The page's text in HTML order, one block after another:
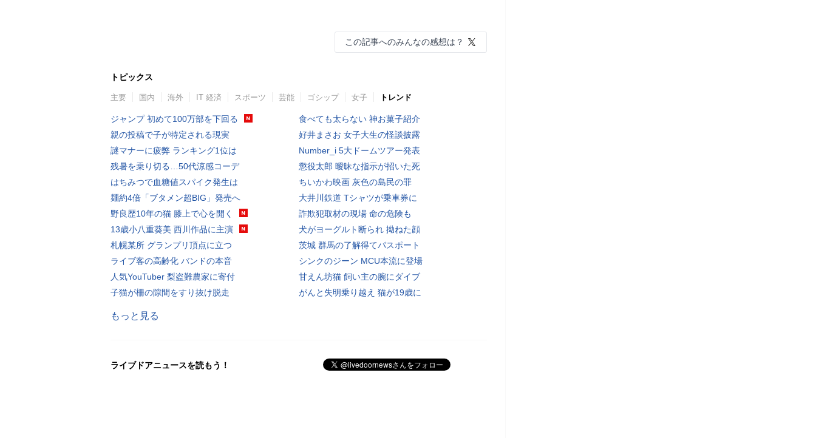
この記事へのみんなの感想は？
トピックス
主要 国内 海外 IT 経済 スポーツ 芸能 ゴシップ 女子 トレンド
ジャンプ 初めて100万部を下回る
親の投稿で子が特定される現実
謎マナーに疲弊 ランキング1位は
残暑を乗り切る…50代涼感コーデ
はちみつで血糖値スパイク発生は
麺約4倍「ブタメン超BIG」発売へ
野良歴10年の猫 膝上で心を開く
13歳小八重葵美 西川作品に主演
札幌某所 グランプリ頂点に立つ
ライブ客の高齢化 バンドの本音
人気YouTuber 梨盗難農家に寄付
子猫が柵の隙間をすり抜け脱走
食べても太らない 神お菓子紹介
好井まさお 女子大生の怪談披露
Number_i 5大ドームツアー発表
懲役太郎 曖昧な指示が招いた死
ちいかわ映画 灰色の島民の罪
大井川鉄道 Tシャツが乗車券に
詐欺犯取材の現場 命の危険も
犬がヨーグルト断られ 拗ねた顔
茨城 群馬の了解得てパスポート
シンクのジーン MCU本流に登場
甘えん坊猫 飼い主の腕にダイブ
がんと失明乗り越え 猫が19歳に
もっと見る
ライブドアニュースを読もう！